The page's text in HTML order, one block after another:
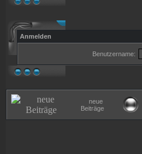
Anmelden
Benutzername:
neue
Beiträge